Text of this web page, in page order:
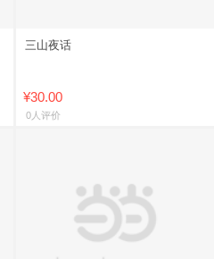
三山夜话
¥30.00
0人评价